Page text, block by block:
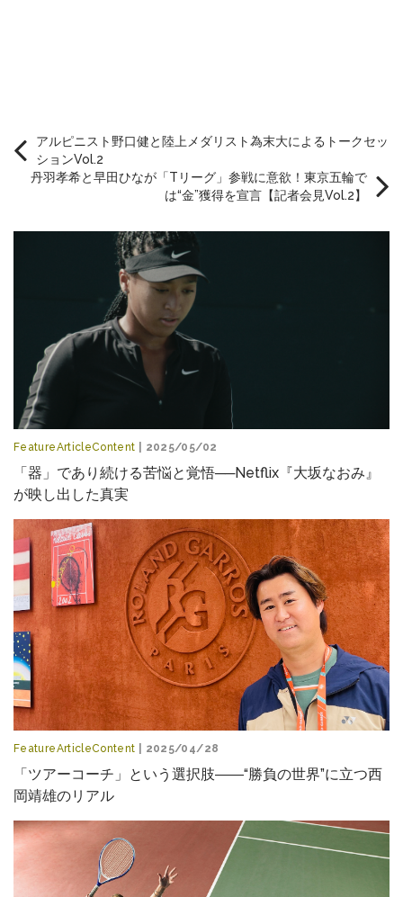
アルピニスト野口健と陸上メダリスト為末大によるトークセッ
ションVol.2
丹羽孝希と早田ひなが「Tリーグ」参戦に意欲！東京五輪で
は“金”獲得を宣言【記者会見Vol.2】
FeatureArticleContent | 2025/05/02
「器」であり続ける苦悩と覚悟──Netflix『大坂なおみ』
が映し出した真実
FeatureArticleContent | 2025/04/28
「ツアーコーチ」という選択肢――“勝負の世界”に立つ西
岡靖雄のリアル